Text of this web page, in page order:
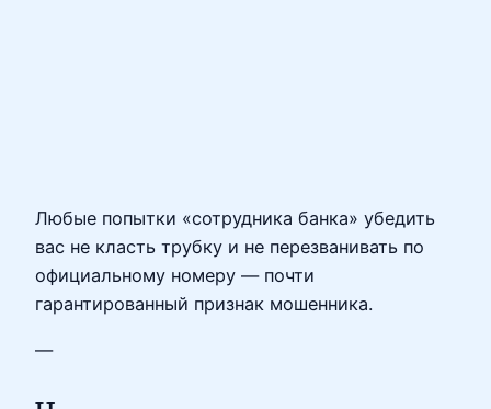
Любые попытки «сотрудника банка» убедить
вас не класть трубку и не перезванивать по
официальному номеру — почти
гарантированный признак мошенника.
—